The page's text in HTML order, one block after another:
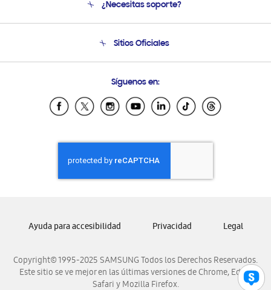
Soporte
Condiciones de Compra
¿Necesitas soporte?
Soporte vía eMail
Sitios Oficiales
Samsung Ecuador
Samsung El Salvador
Samsung Honduras
Samsung Nicaragua
Samsung Panamá
Samsung Venezuela
Síguenos en:
Copyright© 1995-2025 SAMSUNG Todos los Derechos Reservados.
Este sitio se ve mejor en las últimas versiones de Chrome, Edge,
Safari y Mozilla Firefox.
Ayuda para accesibilidad Privacidad Legal